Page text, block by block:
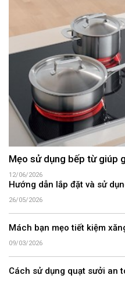
Mẹo sử dụng bếp từ giúp
12/06/2026
Hướng dẫn lắp đặt và sử
26/05/2026
Mách bạn mẹo tiết kiệm
09/03/2026
Cách sử dụng quạt sưởi an